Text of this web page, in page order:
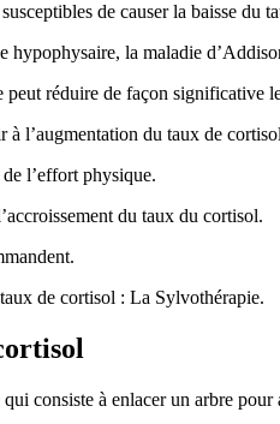
de causer la baisse du
hypophysaire, la maladie
réduire de façon significative
l’augmentation du taux de
l’effort physique.
du taux du cortisol.
de cortisol : La Sylvothérapie.
consiste à enlacer un arbre